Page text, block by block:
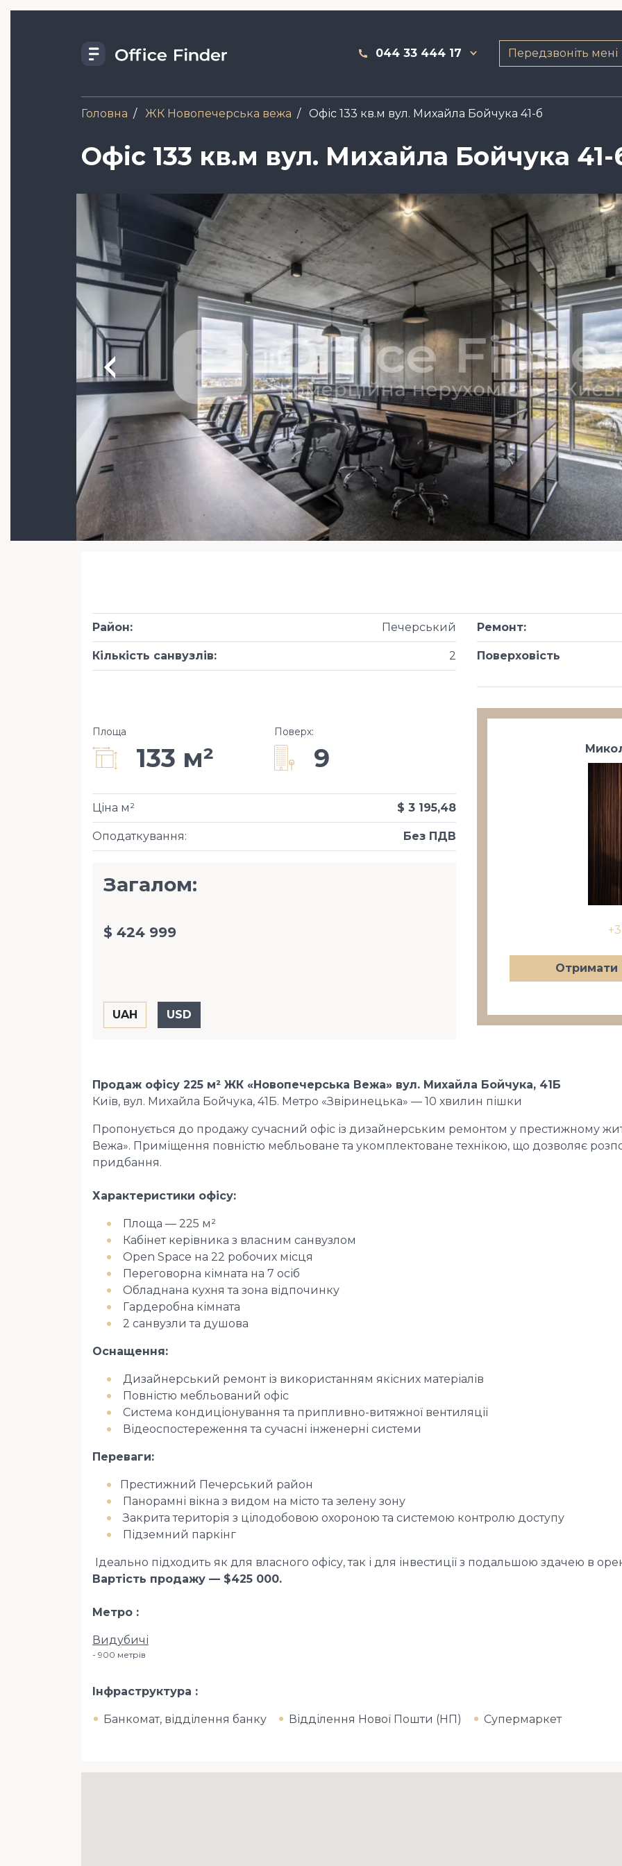
044 33 444 17 Передзвоніть мені
Головна ЖК Новопечерська вежа Офіс 133 кв.м вул. Михайла Бойчука 41-б
Офіс 133 кв.м вул. Михайла Бойчука 41-
Зображення
Район: Печерський
Кількість санвузлів: 2
Ремонт:
Поверховість
Площа
133 м²
Поверх:
9
Оподаткування: Без ПДВ
Ціна м² $ 3 195,48
Загалом:
$ 424 999
Отримати
Продаж офісу 225 м² ЖК «Новопечерська Вежа» вул. Михайла Бойчука, 41Б
Київ, вул. Михайла Бойчука, 41Б. Метро «Звіринецька» — 10 хвилин пішки
Пропонується до продажу сучасний офіс із дизайнерським ремонтом у престижному
Вежа». Приміщення повністю мебльоване та укомплектоване технікою, що дозволяє
придбання.
Характеристики офісу:
️ Площа — 225 м²
️ Кабінет керівника з власним санвузлом
️ Open Space на 22 робочих місця
️ Переговорна кімната на 7 осіб
️ Обладнана кухня та зона відпочинку
️ Гардеробна кімната
️ 2 санвузли та душова
Оснащення:
️ Дизайнерський ремонт із використанням якісних матеріалів
️ Повністю мебльований офіс
️ Система кондиціонування та припливно-витяжної вентиляції
️ Відеоспостереження та сучасні інженерні системи
Переваги:
Престижний Печерський район
️ Панорамні вікна з видом на місто та зелену зону
️ Закрита територія з цілодобовою охороною та системою контролю доступу
️ Підземний паркінг
Ідеально підходить як для власного офісу, так і для інвестиції з подальшою здачею в
Вартість продажу — $425 000.
Метро
Видубичі
900 метрів
Інфраструктура
Банкомат, відділення банку Відділення Нової Пошти (НП) Супермаркет